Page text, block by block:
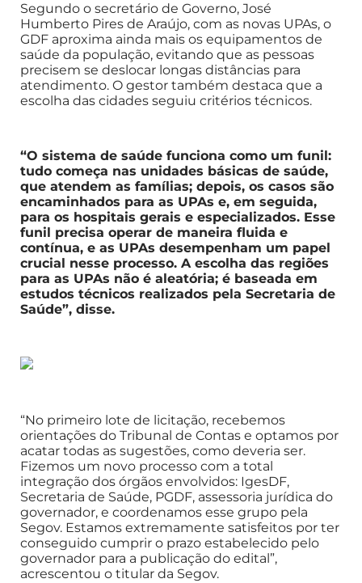
Segundo o secretário de Governo, José
Humberto Pires de Araújo, com as novas UPAs, o
GDF aproxima ainda mais os equipamentos de
saúde da população, evitando que as pessoas
precisem se deslocar longas distâncias para
atendimento. O gestor também destaca que a
escolha das cidades seguiu critérios técnicos.
“O sistema de saúde funciona como um funil:
tudo começa nas unidades básicas de saúde,
que atendem as famílias; depois, os casos são
encaminhados para as UPAs e, em seguida,
para os hospitais gerais e especializados. Esse
funil precisa operar de maneira fluida e
contínua, e as UPAs desempenham um papel
crucial nesse processo. A escolha das regiões
para as UPAs não é aleatória; é baseada em
estudos técnicos realizados pela Secretaria de
Saúde”, disse.
“No primeiro lote de licitação, recebemos
orientações do Tribunal de Contas e optamos por
acatar todas as sugestões, como deveria ser.
Fizemos um novo processo com a total
integração dos órgãos envolvidos: IgesDF,
Secretaria de Saúde, PGDF, assessoria jurídica do
governador, e coordenamos esse grupo pela
Segov. Estamos extremamente satisfeitos por ter
conseguido cumprir o prazo estabelecido pelo
governador para a publicação do edital”,
acrescentou o titular da Segov.